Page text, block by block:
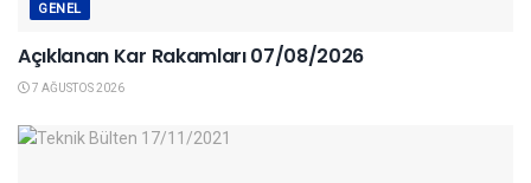
GENEL
Açıklanan Kar Rakamları 07/08/2026
7 AĞUSTOS 2026